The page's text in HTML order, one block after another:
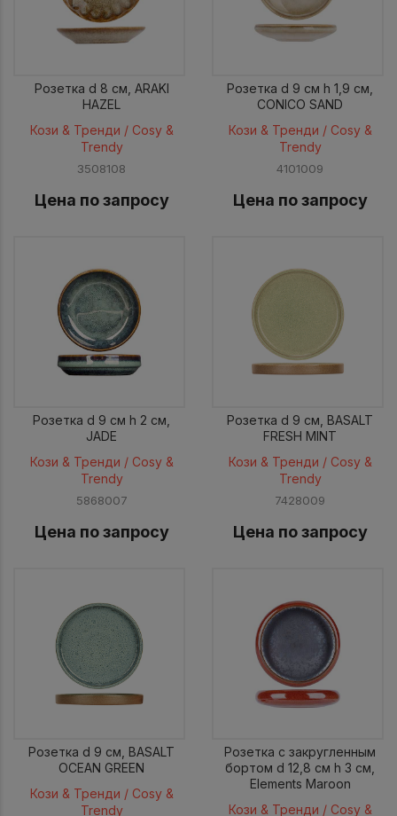
Розетка d 8 см, ARAKI
HAZEL
Кози & Тренди / Cosy &
Trendy
3508108
Цена по запросу
Розетка d 9 см h 1,9 см,
CONICO SAND
Кози & Тренди / Cosy &
Trendy
4101009
Цена по запросу
Розетка d 9 см h 2 см,
JADE
Кози & Тренди / Cosy &
Trendy
5868007
Цена по запросу
Розетка d 9 см, BASALT
FRESH MINT
Кози & Тренди / Cosy &
Trendy
7428009
Цена по запросу
Розетка d 9 см, BASALT
OCEAN GREEN
Кози & Тренди / Cosy &
Trendy
Розетка с закругленным
бортом d 12,8 см h 3 см,
Elements Maroon
Кози & Тренди / Cosy &